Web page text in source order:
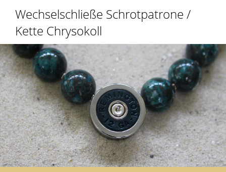
Wechselschließe Schrotpatrone /
Kette Chrysokoll